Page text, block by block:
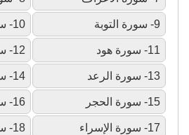
9- سورة التوبة 10- سورة يونس
11- سورة هود 12- سورة يوسف
13- سورة الرعد 14- سورة إبراهيم
15- سورة الحجر 16- سورة النحل
17- سورة الإسراء 18- سورة الكهف